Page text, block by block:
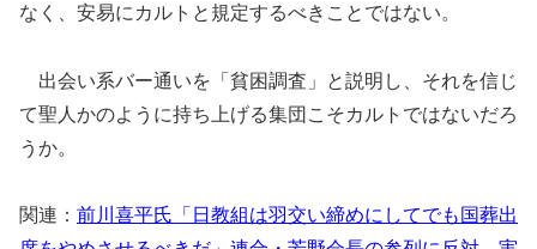
なく、安易にカルトと規定するべきことではない。
出会い系バー通いを「貧困調査」と説明し、それを信じ
て聖人かのように持ち上げる集団こそカルトではないだろ
うか。
関連： 前川喜平氏「日教組は羽交い締めにしてでも国葬出